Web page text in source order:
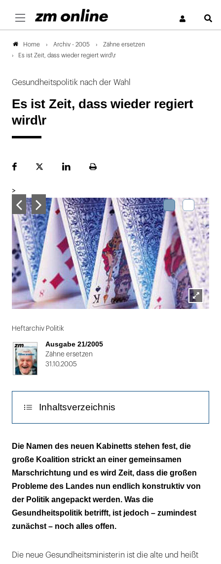
Home Archiv - 2005
Zähne ersetzen
Es ist Zeit, dass wieder regiert wird\r
Gesundheitspolitik nach der Wahl
Es ist Zeit, dass wieder regiert
wird\r
FacebookPlattformLinekdInSeite
>
Lightbox
1
von
2
Heftarchiv Politik
Ausgabe 21/2005
Zähne ersetzen
31.10.2005
Inhaltsverzeichnis
Stühlerücken
Die Namen des neuen Kabinetts stehen fest, die
große Koalition strickt an einer gemeinsamen
Marschrichtung und es wird Zeit, dass die großen
Probleme des Landes nun endlich konstruktiv von
der Politik angepackt werden. Was die
Gesundheitspolitik betrifft, ist jedoch – zumindest
zunächst – noch alles offen.
Die neue Gesundheitsministerin ist die alte und heißt